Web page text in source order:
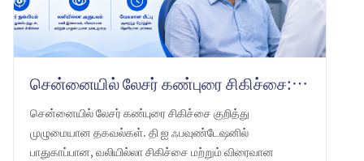
சென்னையில் லேசர் கண்புரை சிகிச்சை: தி ஐ ஃபவுண்டேஷன் என்ன எதிர்பார்க்கலாம்
சென்னையில் லேசர் கண்புரை சிகிச்சை குறித்து
முழுமையான தகவல்கள். தி ஐ ஃபவுண்டேஷனில்
பாதுகாப்பான, வலியில்லா சிகிச்சை மற்றும் விரைவான